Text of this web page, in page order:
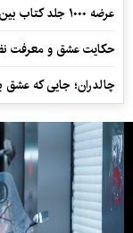
عرضه ۱۰۰۰ جلد کتاب بین زائران اربعین در مرزهای کرمانشاه
حکایت عشق و معرفت
چالدران؛ جایی که عشق